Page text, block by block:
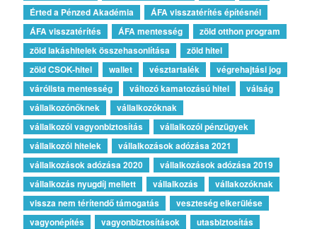
Érted a Pénzed Akadémia
ÁFA visszatérítés építésnél
ÁFA visszatérítés
ÁFA mentesség
zöld otthon program
zöld lakáshitelek összehasonlítása
zöld hitel
zöld CSOK-hitel
wallet vésztartalék
végrehajtási jog
várólista mentesség
változó kamatozású hitel
válság
vállalkozónőknek
vállalkozóknak
vállalkozói vagyonbiztosítás
vállalkozói pénzügyek
vállalkozói hitelek
vállalkozások adózása 2021
vállalkozások adózása 2020
vállalkozások adózása 2019
vállalkozás nyugdíj mellett
vállalkozás
vállakozóknak
vissza nem térítendő támogatás
veszteség elkerülése
vagyonépítés
vagyonbiztosítások
utasbiztosítás